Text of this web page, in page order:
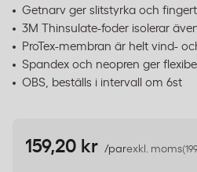
Getnarv ger slitstyrka och
3M Thinsulate-foder isolerar
ProTex-membran är helt vind-
Spandex och neopren ger
OBS, beställs i intervall om 6st
159,20 kr /parexkl. moms